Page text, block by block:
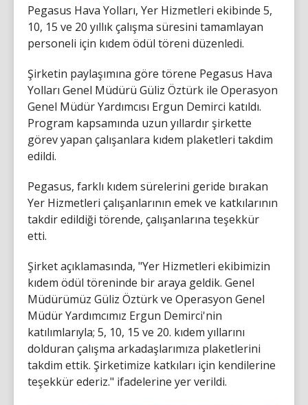
Pegasus Hava Yolları, Yer Hizmetleri ekibinde 5,
10, 15 ve 20 yıllık çalışma süresini tamamlayan
personeli için kıdem ödül töreni düzenledi.
Şirketin paylaşımına göre törene Pegasus Hava
Yolları Genel Müdürü Güliz Öztürk ile Operasyon
Genel Müdür Yardımcısı Ergun Demirci katıldı.
Program kapsamında uzun yıllardır şirkette
görev yapan çalışanlara kıdem plaketleri takdim
edildi.
Pegasus, farklı kıdem sürelerini geride bırakan
Yer Hizmetleri çalışanlarının emek ve katkılarının
takdir edildiği törende, çalışanlarına teşekkür
etti.
Şirket açıklamasında, "Yer Hizmetleri ekibimizin
kıdem ödül töreninde bir araya geldik. Genel
Müdürümüz Güliz Öztürk ve Operasyon Genel
Müdür Yardımcımız Ergun Demirci'nin
katılımlarıyla; 5, 10, 15 ve 20. kıdem yıllarını
dolduran çalışma arkadaşlarımıza plaketlerini
takdim ettik. Şirketimize katkıları için kendilerine
teşekkür ederiz." ifadelerine yer verildi.